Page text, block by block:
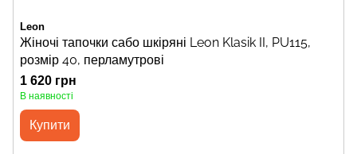
Leon
Жіночі тапочки сабо шкіряні Leon Klasik II, PU115,
розмір 40, перламутрові
1 620 грн
В наявності
Купити